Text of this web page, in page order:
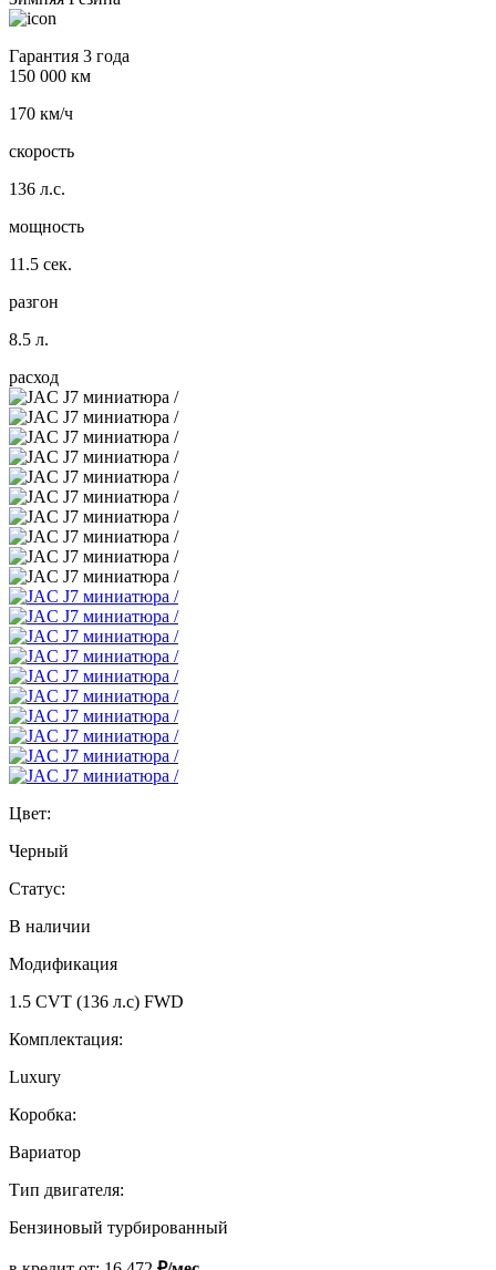
Гарантия 3 года
150 000 км
170 км/ч
скорость
136 л.с.
мощность
11.5 сек.
разгон
8.5 л.
расход
Цвет:
Черный
Статус:
В наличии
Модификация
1.5 CVT (136 л.с) FWD
Комплектация:
Luxury
Коробка:
Вариатор
Тип двигателя:
Бензиновый турбированный